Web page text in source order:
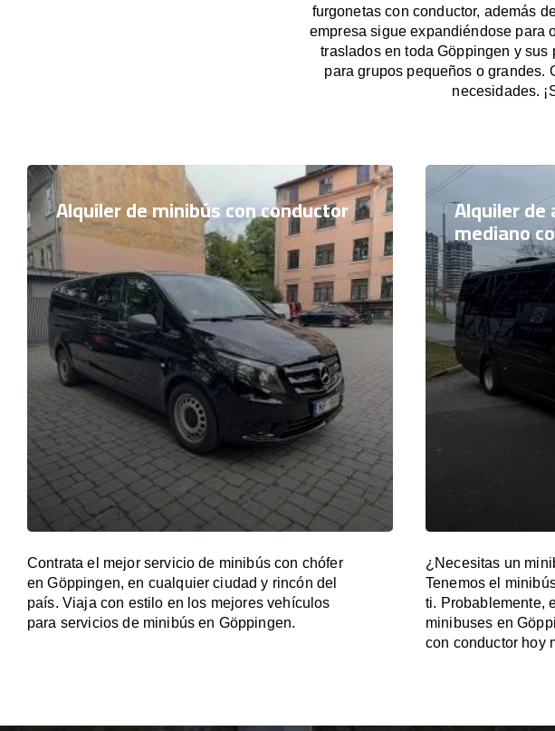
furgonetas con conductor, además
empresa sigue expandiéndose para
traslados en toda Göppingen y
para grupos pequeños o grandes.
necesidades.
Alquiler de minibús con conductor
Contrata el mejor servicio de minibús con chófer
en Göppingen, en cualquier ciudad y rincón del
país. Viaja con estilo en los mejores vehículos
para servicios de minibús en Göppingen.
Alquiler
mediano
¿Necesitas un
Tenemos el
ti. Probablemente,
minibuses en
con conductor hoy